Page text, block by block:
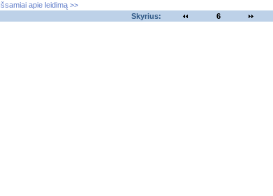
Išsamiai apie leidimą >>
Skyrius: 6